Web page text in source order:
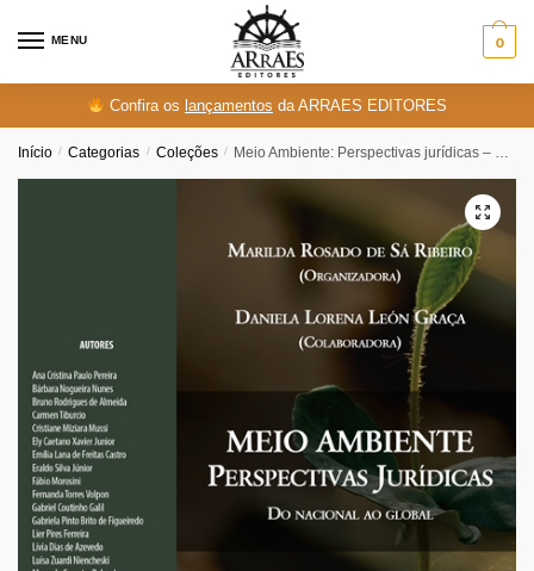
MENU 0
Confira os lançamentos da ARRAES EDITORES
Início / Categorias / Coleções / Meio Ambiente: Perspectivas jurídicas – Do nacional ao Global V1